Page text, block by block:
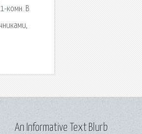
комн. В
An Informative Text Blurb